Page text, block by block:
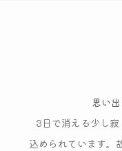
思い
3日で消える少し寂
込められています。